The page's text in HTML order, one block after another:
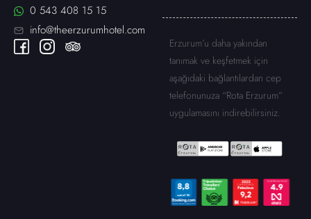
0 543 408 15 15
info@theerzurumhotel.com
Erzurum’u daha yakından
tanımak ve keşfetmek için
aşağıdaki bağlantılardan cep
telefonunuza “Rota Erzurum”
uygulamasını indirebilirsiniz.